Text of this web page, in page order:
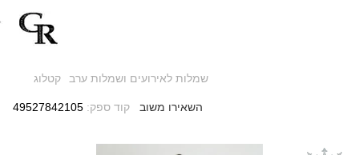
קטלוג שמלות לאירועים ושמלות ערב
קוד ספק: השאירו משוב